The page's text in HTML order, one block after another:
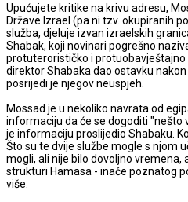
Upućujete kritike na krivu adresu,
Države Izrael (pa ni tzv. okupiranih
služba, djeluje izvan izraelskih
Shabak, koji novinari pogrešno
protuterorističko i protuobavještajno
direktor Shabaka dao ostavku
posrijedi je njegov neuspjeh.
Mossad je u nekoliko navrata od
informaciju da će se dogoditi "nešto
je informaciju proslijedio Shabaku.
Što su te dvije službe mogle s njom
mogli, ali nije bilo dovoljno vremena,
strukturi Hamasa - inače poznatog
više.